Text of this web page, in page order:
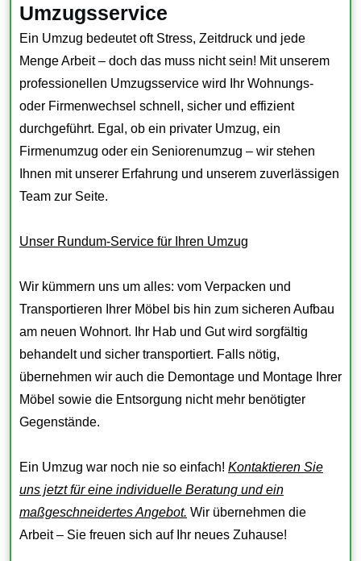
Umzugsservice
Ein Umzug bedeutet oft Stress, Zeitdruck und jede
Menge Arbeit – doch das muss nicht sein! Mit unserem
professionellen Umzugsservice wird Ihr Wohnungs-
oder Firmenwechsel schnell, sicher und effizient
durchgeführt. Egal, ob ein privater Umzug, ein
Firmenumzug oder ein Seniorenumzug – wir stehen
Ihnen mit unserer Erfahrung und unserem zuverlässigen
Team zur Seite.
Unser Rundum-Service für Ihren Umzug
Wir kümmern uns um alles: vom Verpacken und
Transportieren Ihrer Möbel bis hin zum sicheren Aufbau
am neuen Wohnort. Ihr Hab und Gut wird sorgfältig
behandelt und sicher transportiert. Falls nötig,
übernehmen wir auch die Demontage und Montage Ihrer
Möbel sowie die Entsorgung nicht mehr benötigter
Gegenstände.
Ein Umzug war noch nie so einfach! Kontaktieren Sie
uns jetzt für eine individuelle Beratung und ein
maßgeschneidertes Angebot. Wir übernehmen die
Arbeit – Sie freuen sich auf Ihr neues Zuhause!